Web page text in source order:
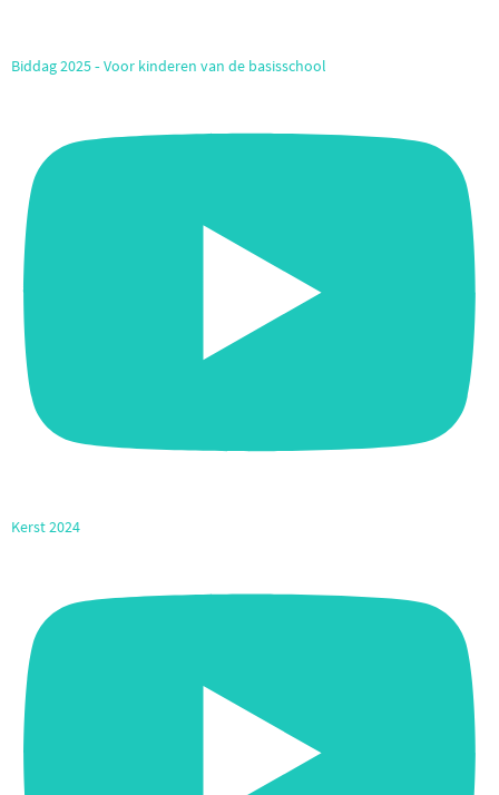
Biddag 2025 ‐ Voor kinderen van de basisschool
Kerst 2024